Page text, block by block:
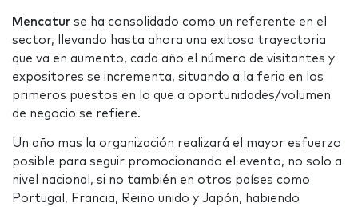
Mencatur se ha consolidado como un referente en el
sector, llevando hasta ahora una exitosa trayectoria
que va en aumento, cada año el número de visitantes y
expositores se incrementa, situando a la feria en los
primeros puestos en lo que a oportunidades/volumen
de negocio se refiere.
Un año mas la organización realizará el mayor esfuerzo
posible para seguir promocionando el evento, no solo a
nivel nacional, si no también en otros países como
Portugal, Francia, Reino unido y Japón, habiendo